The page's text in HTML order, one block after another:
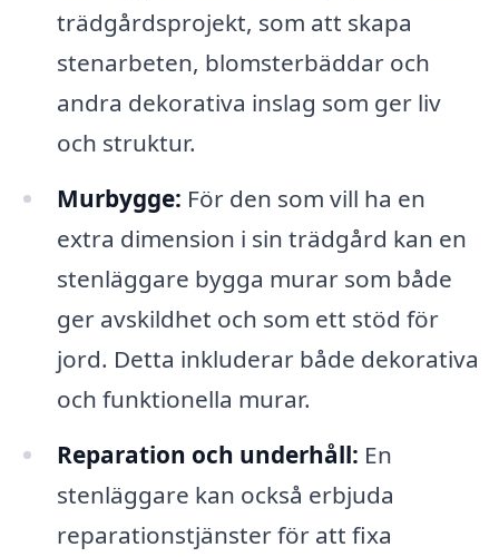
trädgårdsprojekt, som att skapa
stenarbeten, blomsterbäddar och
andra dekorativa inslag som ger liv
och struktur.
Murbygge: För den som vill ha en
extra dimension i sin trädgård kan en
stenläggare bygga murar som både
ger avskildhet och som ett stöd för
jord. Detta inkluderar både dekorativa
och funktionella murar.
Reparation och underhåll: En
stenläggare kan också erbjuda
reparationstjänster för att fixa